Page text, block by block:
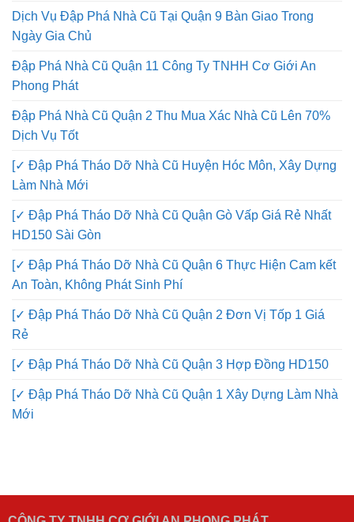
Dịch Vụ Đập Phá Nhà Cũ Tại Quận 9 Bàn Giao Trong
Ngày Gia Chủ
Đập Phá Nhà Cũ Quận 11 Công Ty TNHH Cơ Giới An
Phong Phát
Đập Phá Nhà Cũ Quận 2 Thu Mua Xác Nhà Cũ Lên 70%
Dịch Vụ Tốt
[✓ Đập Phá Tháo Dỡ Nhà Cũ Huyện Hóc Môn, Xây Dựng
Làm Nhà Mới
[✓ Đập Phá Tháo Dỡ Nhà Cũ Quận Gò Vấp Giá Rẻ Nhất
HD150 Sài Gòn
[✓ Đập Phá Tháo Dỡ Nhà Cũ Quận 6 Thực Hiện Cam kết
An Toàn, Không Phát Sinh Phí
[✓ Đập Phá Tháo Dỡ Nhà Cũ Quận 2 Đơn Vị Tốp 1 Giá
Rẻ
[✓ Đập Phá Tháo Dỡ Nhà Cũ Quận 3 Hợp Đồng HD150
[✓ Đập Phá Tháo Dỡ Nhà Cũ Quận 1 Xây Dựng Làm Nhà
Mới